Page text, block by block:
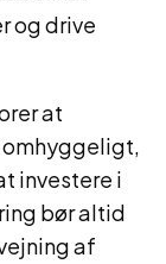
og drive
at
omhyggeligt,
investere i
bør altid
af